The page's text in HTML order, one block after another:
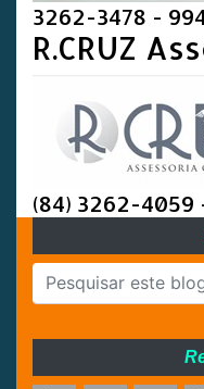
3262-3478 -
R.CRUZ
(84) 3262-4059